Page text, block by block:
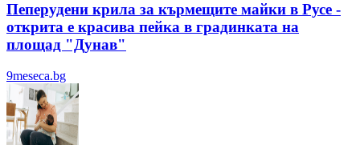
Пеперудени крила за кърмещите майки в Русе -
открита е красива пейка в градинката на
площад "Дунав"
9meseca.bg